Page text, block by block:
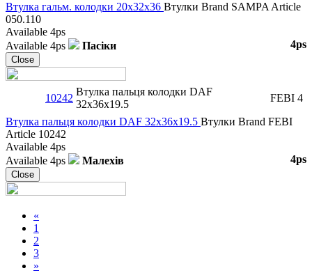
Втулка гальм. колодки 20x32x36 Втулки Brand SAMPA Article
050.110
Available 4ps
Available 4ps Пасіки 4ps
Close
10242
Втулка пальця колодки DAF
32x36x19.5
FEBI 4
Втулка пальця колодки DAF 32x36x19.5 Втулки Brand FEBI
Article 10242
Available 4ps
Available 4ps Малехів 4ps
Close
«
1
2
3
»